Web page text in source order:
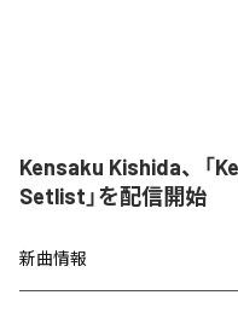
Kensaku Kishida、「
Setlist」を配信開始
新曲情報